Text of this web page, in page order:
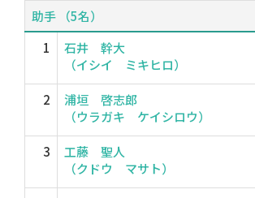
助手 （5名）
1
石井 幹大
（イシイ ミキヒロ）
2
浦垣 啓志郎
（ウラガキ ケイシロウ）
3
工藤 聖人
（クドウ マサト）